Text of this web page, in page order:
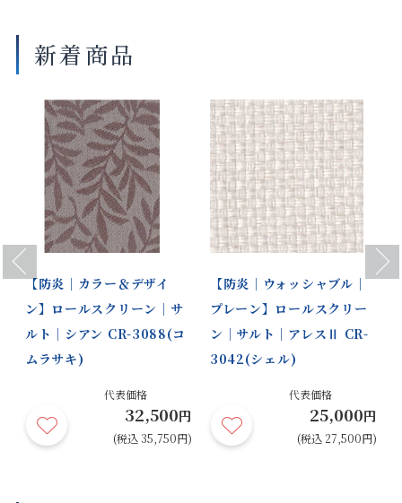
新着商品
Previous
【防炎｜カラー＆デザイ
ン】ロールスクリーン｜サ
ルト｜シアン CR-3088(コ
ムラサキ)
代表価格
32,500円
(税込 35,750円)
【防炎｜ウォッシャブル｜
プレーン】ロールスクリー
ン｜サルト｜アレスⅡ CR-
3042(シェル)
代表価格
25,000円
(税込 27,500円)
Next